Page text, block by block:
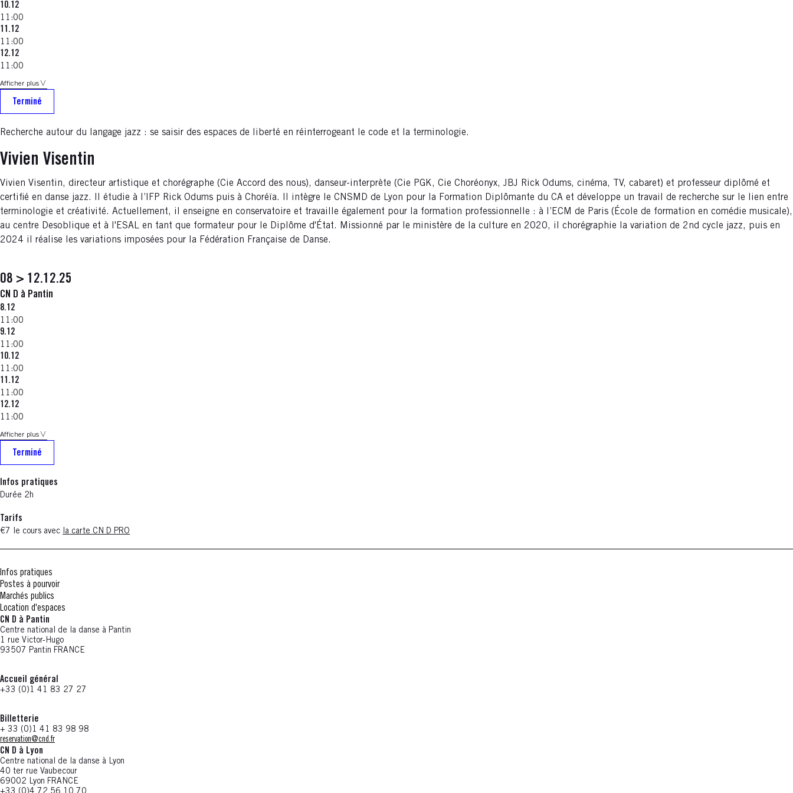
10.12
11:00
11.12
11:00
12.12
11:00
Afficher plus
Terminé
Recherche autour du langage jazz : se saisir des espaces de liberté en réinterrogeant le code et la terminologie.
Vivien Visentin
Vivien Visentin, directeur artistique et chorégraphe (Cie Accord des nous), danseur-interprète (Cie PGK, Cie Choréonyx, JBJ Rick Odums, cinéma, TV, cabaret) et professeur diplômé et
certifié en danse jazz. Il étudie à l’IFP Rick Odums puis à Choréïa. Il intègre le CNSMD de Lyon pour la Formation Diplômante du CA et développe un travail de recherche sur le lien entre
terminologie et créativité. Actuellement, il enseigne en conservatoire et travaille également pour la formation professionnelle : à l’ECM de Paris (École de formation en comédie musicale),
au centre Desoblique et à l'ESAL en tant que formateur pour le Diplôme d'État. Missionné par le ministère de la culture en 2020, il chorégraphie la variation de 2nd cycle jazz, puis en
2024 il réalise les variations imposées pour la Fédération Française de Danse.
08 > 12.12.25
CN D à Pantin
8.12
11:00
9.12
11:00
10.12
11:00
11.12
11:00
12.12
11:00
Afficher plus
Terminé
Infos pratiques
Durée 2h
Tarifs
€7 le cours avec la carte CN D PRO
Infos pratiques
Postes à pourvoir
Marchés publics
Location d'espaces
CN D à Pantin
Centre national de la danse à Pantin
1 rue Victor-Hugo
93507 Pantin FRANCE
Accueil général
+33 (0)1 41 83 27 27
Billetterie
+ 33 (0)1 41 83 98 98
reservation@cnd.fr
CN D à Lyon
Centre national de la danse à Lyon
40 ter rue Vaubecour
69002 Lyon FRANCE